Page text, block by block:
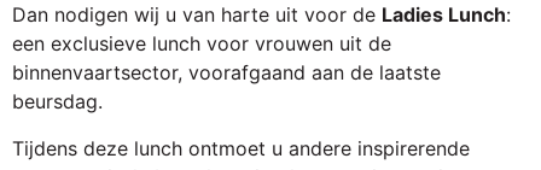
Dan nodigen wij u van harte uit voor de Ladies Lunch:
een exclusieve lunch voor vrouwen uit de
binnenvaartsector, voorafgaand aan de laatste
beursdag.
Tijdens deze lunch ontmoet u andere inspirerende